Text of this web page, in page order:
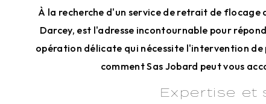
À la recherche d'un service de retrait de flocage
Darcey, est l'adresse incontournable pour
opération délicate qui nécessite l'intervention
comment Sas Jobard peut vous
Expertise et